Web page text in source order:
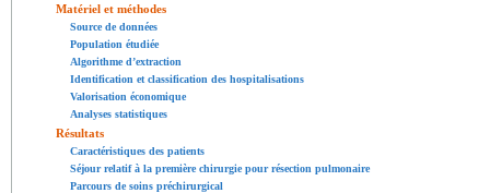
Matériel et méthodes
Source de données
Population étudiée
Algorithme d’extraction
Identification et classification des hospitalisations
Valorisation économique
Analyses statistiques
Résultats
Caractéristiques des patients
Séjour relatif à la première chirurgie pour résection pulmonaire
Parcours de soins préchirurgical